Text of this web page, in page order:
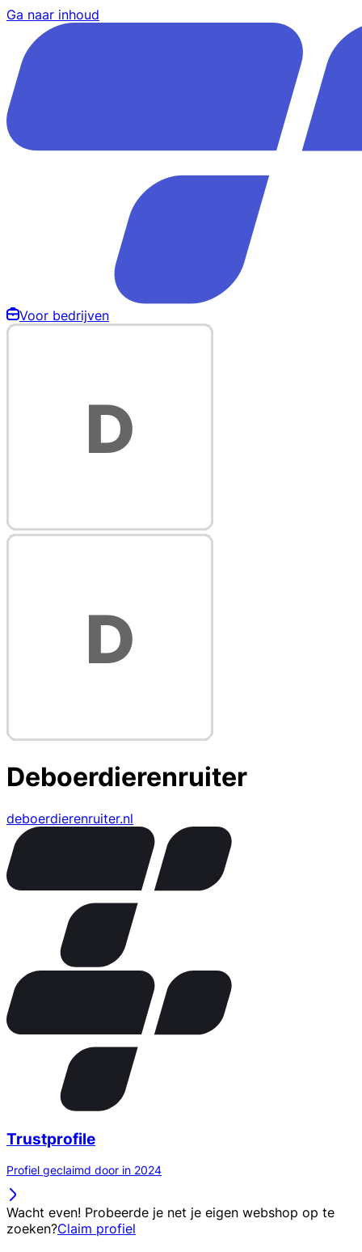
Ga naar inhoud
Voor bedrijven
Deboerdierenruiter
deboerdierenruiter.nl
Trustprofile
Profiel geclaimd door in 2024
Wacht even! Probeerde je net je eigen webshop op te
zoeken?Claim profiel